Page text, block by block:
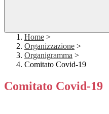
Home >
Organizzazione >
Organigramma >
Comitato Covid-19
Comitato Covid-19